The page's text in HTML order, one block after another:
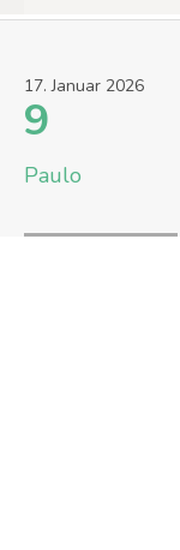
17. Januar 2026
9
Paulo